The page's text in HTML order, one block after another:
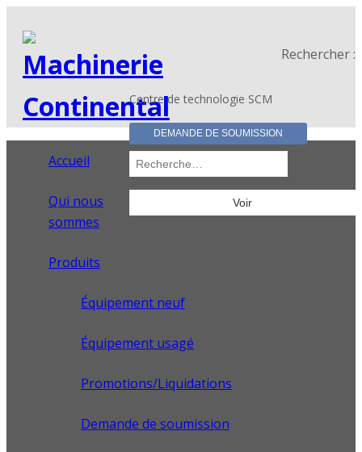
Centre de technologie SCM
DEMANDE DE SOUMISSION
Rechercher :
Accueil
Qui nous
sommes
Produits
Équipement neuf
Équipement usagé
Promotions/Liquidations
Demande de soumission